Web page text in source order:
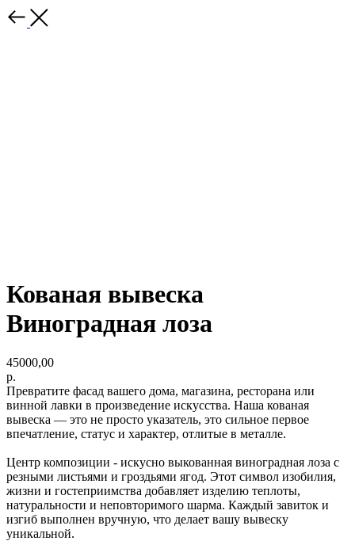
Кованая вывеска
Виноградная лоза
45000,00
р.
Превратите фасад вашего дома, магазина, ресторана или
винной лавки в произведение искусства. Наша кованая
вывеска — это не просто указатель, это сильное первое
впечатление, статус и характер, отлитые в металле.
Центр композиции - искусно выкованная виноградная лоза с
резными листьями и гроздьями ягод. Этот символ изобилия,
жизни и гостеприимства добавляет изделию теплоты,
натуральности и неповторимого шарма. Каждый завиток и
изгиб выполнен вручную, что делает вашу вывеску
уникальной.